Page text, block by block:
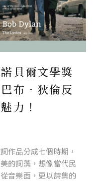
貝爾文學獎
布．狄倫反
力！
作品分成七個時期，
的詞藻，想像當代民
音樂面，更以詩集的